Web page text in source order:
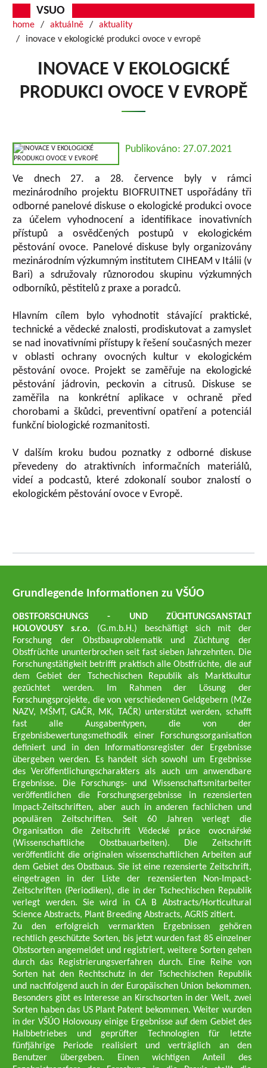
VSUO
home aktuálně
aktuality
inovace v ekologické produkci ovoce v evropě
INOVACE V EKOLOGICKÉ
PRODUKCI OVOCE V EVROPĚ
Publikováno: 27.07.2021
Ve dnech 27. a 28. července byly v rámci
mezinárodního projektu BIOFRUITNET uspořádány tři
odborné panelové diskuse o ekologické produkci ovoce
za účelem vyhodnocení a identifikace inovativních
přístupů a osvědčených postupů v ekologickém
pěstování ovoce. Panelové diskuse byly organizovány
mezinárodním výzkumným institutem CIHEAM v Itálii (v
Bari) a sdružovaly různorodou skupinu výzkumných
odborníků, pěstitelů z praxe a poradců.
Hlavním cílem bylo vyhodnotit stávající praktické,
technické a vědecké znalosti, prodiskutovat a zamyslet
se nad inovativními přístupy k řešení současných mezer
v oblasti ochrany ovocných kultur v ekologickém
pěstování ovoce. Projekt se zaměřuje na ekologické
pěstování jádrovin, peckovin a citrusů. Diskuse se
zaměřila na konkrétní aplikace v ochraně před
chorobami a škůdci, preventivní opatření a potenciál
funkční biologické rozmanitosti.
V dalším kroku budou poznatky z odborné diskuse
převedeny do atraktivních informačních materiálů,
videí a podcastů, které zdokonalí soubor znalostí o
ekologickém pěstování ovoce v Evropě.
Grundlegende Informationen zu VŠÚO
OBSTFORSCHUNGS - UND ZÜCHTUNGSANSTALT
HOLOVOUSY s.r.o. (G.m.b.H.) beschäftigt sich mit der
Forschung der Obstbauproblematik und Züchtung der
Obstfrüchte ununterbrochen seit fast sieben Jahrzehnten. Die
Forschungstätigkeit betrifft praktisch alle Obstfrüchte, die auf
dem Gebiet der Tschechischen Republik als Marktkultur
gezüchtet werden. Im Rahmen der Lösung der
Forschungsprojekte, die von verschiedenen Geldgebern (MZe
NAZV, MŠMT, GAČR, MK, TAČR) unterstützt werden, schafft
fast alle Ausgabentypen, die von der
Ergebnisbewertungsmethodik einer Forschungsorganisation
definiert und in den Informationsregister der Ergebnisse
übergeben werden. Es handelt sich sowohl um Ergebnisse
des Veröffentlichungscharakters als auch um anwendbare
Ergebnisse. Die Forschungs- und Wissenschaftsmitarbeiter
veröffentlichen die Forschungsergebnisse in rezensierten
Impact-Zeitschriften, aber auch in anderen fachlichen und
populären Zeitschriften. Seit 60 Jahren verlegt die
Organisation die Zeitschrift Vědecké práce ovocnářské
(Wissenschaftliche Obstbauarbeiten). Die Zeitschrift
veröffentlicht die originalen wissenschaftlichen Arbeiten auf
dem Gebiet des Obstbaus. Sie ist eine rezensierte Zeitschrift,
eingetragen in der Liste der rezensierten Non-Impact-
Zeitschriften (Periodiken), die in der Tschechischen Republik
verlegt werden. Sie wird in CA B Abstracts/Horticultural
Science Abstracts, Plant Breeding Abstracts, AGRIS zitiert.
Zu den erfolgreich vermarkten Ergebnissen gehören
rechtlich geschützte Sorten, bis jetzt wurden fast 85 einzelner
Obstsorten angemeldet und registriert, weitere Sorten gehen
durch das Registrierungsverfahren durch. Eine Reihe von
Sorten hat den Rechtschutz in der Tschechischen Republik
und nachfolgend auch in der Europäischen Union bekommen.
Besonders gibt es Interesse an Kirschsorten in der Welt, zwei
Sorten haben das US Plant Patent bekommen. Weiter wurden
in der VŠÚO Holovousy einige Ergebnisse auf dem Gebiet des
Halbbetriebes und geprüfter Technologien für letzte
fünfjährige Periode realisiert und verträglich an den
Benutzer übergeben. Einen wichtigen Anteil des